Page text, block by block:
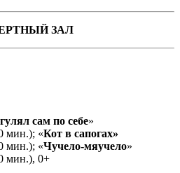
ЗАЛ
сам по себе»
мин.); «Кот в сапогах»
мин.); «Чучело-мяучело»
мин.), 0+